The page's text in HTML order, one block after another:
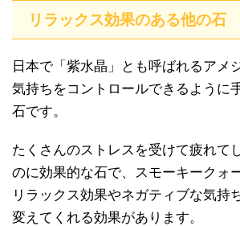
リラックス効果のある他の石
日本で「紫水晶」とも呼ばれるアメ
気持ちをコントロールできるように
石です。
たくさんのストレスを受けて疲れて
のに効果的な石で、スモーキークォ
リラックス効果やネガティブな気持
変えてくれる効果があります。